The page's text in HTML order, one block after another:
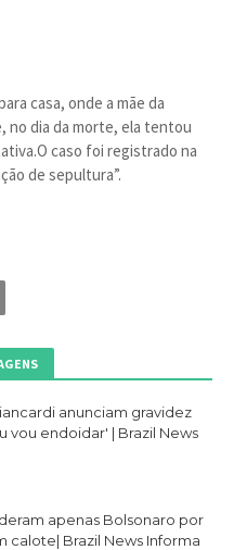
casa, onde a mãe da
no dia da morte, ela tentou
caso foi registrado na
de sepultura”.
anunciam gravidez
vou endoidar' | Brazil News
apenas Bolsonaro por
calote| Brazil News Informa